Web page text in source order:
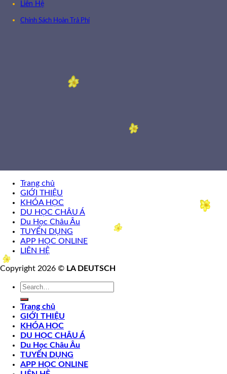
Liên Hệ
Chính Sách Hoàn Trả Phí
Trang chủ
GIỚI THIỆU
KHÓA HỌC
DU HỌC CHÂU Á
Du Học Châu Âu
TUYỂN DỤNG
APP HỌC ONLINE
LIÊN HỆ
Copyright 2026 © LA DEUTSCH
Trang chủ
GIỚI THIỆU
KHÓA HỌC
DU HỌC CHÂU Á
Du Học Châu Âu
TUYỂN DỤNG
APP HỌC ONLINE